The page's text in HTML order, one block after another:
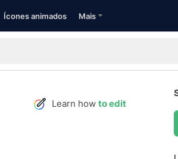
Ícones animados Mais
Learn how to edit